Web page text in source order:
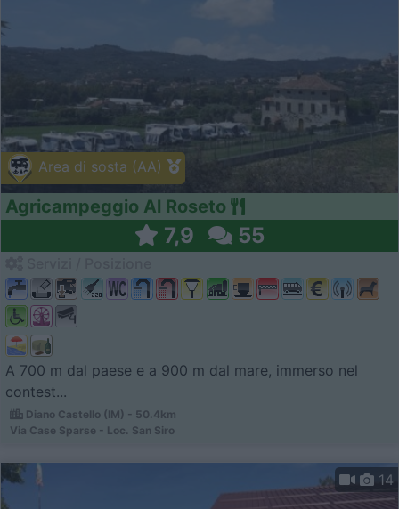
Area di sosta (AA)
Agricampeggio Al Roseto
7,9 55
A 700 m dal paese e a 900 m dal mare, immerso nel
contest...
Diano Castello (IM) - 50.4km
Via Case Sparse - Loc. San Siro
14